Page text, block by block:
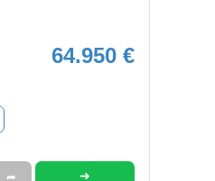
64.950 €
➦ ➜